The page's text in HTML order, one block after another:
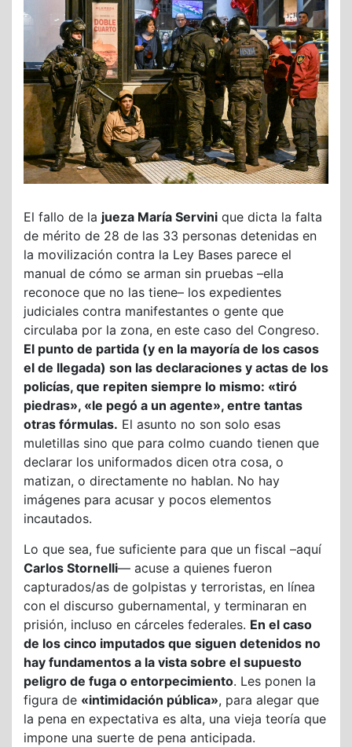
El fallo de la jueza María Servini que dicta la falta
de mérito de 28 de las 33 personas detenidas en
la movilización contra la Ley Bases parece el
manual de cómo se arman sin pruebas –ella
reconoce que no las tiene– los expedientes
judiciales contra manifestantes o gente que
circulaba por la zona, en este caso del Congreso.
El punto de partida (y en la mayoría de los casos
el de llegada) son las declaraciones y actas de los
policías, que repiten siempre lo mismo: «tiró
piedras», «le pegó a un agente», entre tantas
otras fórmulas. El asunto no son solo esas
muletillas sino que para colmo cuando tienen que
declarar los uniformados dicen otra cosa, o
matizan, o directamente no hablan. No hay
imágenes para acusar y pocos elementos
incautados.
Lo que sea, fue suficiente para que un fiscal –aquí
Carlos Stornelli— acuse a quienes fueron
capturados/as de golpistas y terroristas, en línea
con el discurso gubernamental, y terminaran en
prisión, incluso en cárceles federales. En el caso
de los cinco imputados que siguen detenidos no
hay fundamentos a la vista sobre el supuesto
peligro de fuga o entorpecimiento. Les ponen la
figura de «intimidación pública», para alegar que
la pena en expectativa es alta, una vieja teoría que
impone una suerte de pena anticipada.